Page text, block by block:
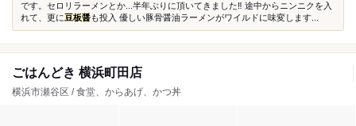
です。セロリラーメンとか...半年ぶりに頂いてきました‼️ 途中からニンニクを入
れて、更に豆板醤も投入 優しい豚骨醤油ラーメンがワイルドに味変します...
ごはんどき 横浜町田店
横浜市瀬谷区 / 食堂、からあげ、かつ丼